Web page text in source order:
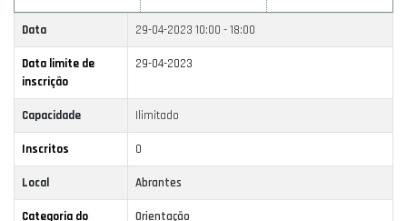
Data 29-04-2023 10:00 - 18:00
Data limite de
inscrição
29-04-2023
Capacidade Ilimitado
Inscritos 0
Local Abrantes
Categoria do
Orientação